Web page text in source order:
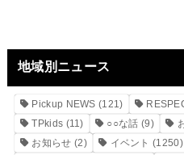
地域別ニュース
Pickup NEWS (121)
TPkids (11) ○○な話 (9)
お知らせ (2) イベント (1250)